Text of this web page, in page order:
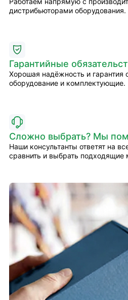
дистрибьюторами оборудования.
Гарантийные
Хорошая надёжность и гарантия
оборудование и комплектующие.
Сложно выбрать? Мы
Наши консультанты ответят на
сравнить и выбрать подходящие